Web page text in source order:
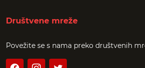
Društvene mreže
Povežite se s nama preko društvenih